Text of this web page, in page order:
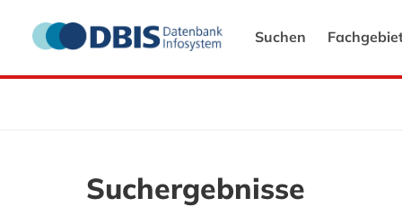
Suchen
Suchergebnisse